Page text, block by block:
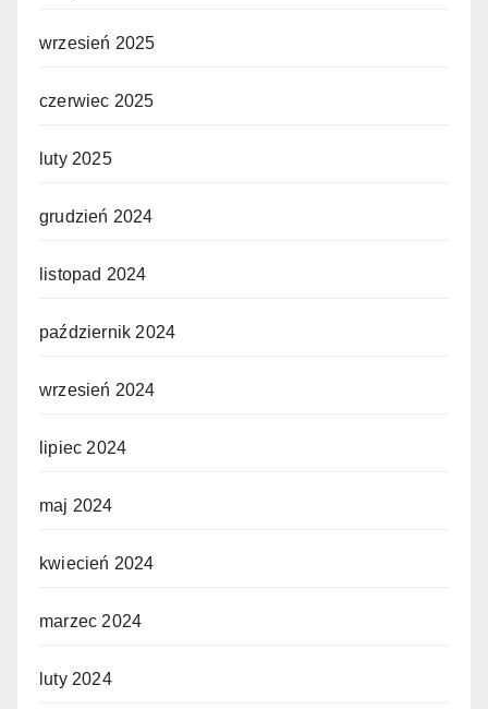
wrzesień 2025
czerwiec 2025
luty 2025
grudzień 2024
listopad 2024
październik 2024
wrzesień 2024
lipiec 2024
maj 2024
kwiecień 2024
marzec 2024
luty 2024